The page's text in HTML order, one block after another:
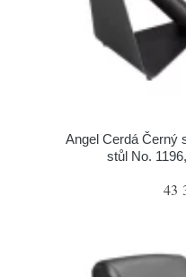
Angel Cerdá Černý
stůl No.
43